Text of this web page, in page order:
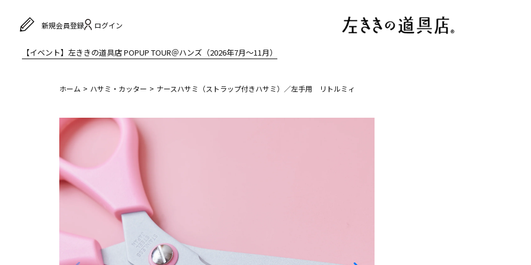
新規会員登録 ログイン
【イベント】左ききの道具店 POPUP TOUR＠ハンズ（2026年7月〜11月）
ホーム ハサミ・カッター ナースハサミ（ストラップ付きハサミ）／左手用 リトルミィ